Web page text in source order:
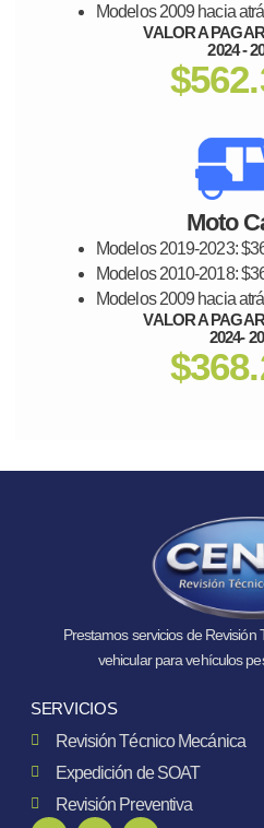
Modelos 2009 hacia
VALOR A
2024 -
Moto
Modelos 2019-2023:
Modelos 2010-2018:
Modelos 2009 hacia
VALOR A
2024-
Prestamos servicios de
vehicular para vehículos
SERVICIOS
Revisión Técnico Mecánica
Expedición de SOAT
Revisión Preventiva